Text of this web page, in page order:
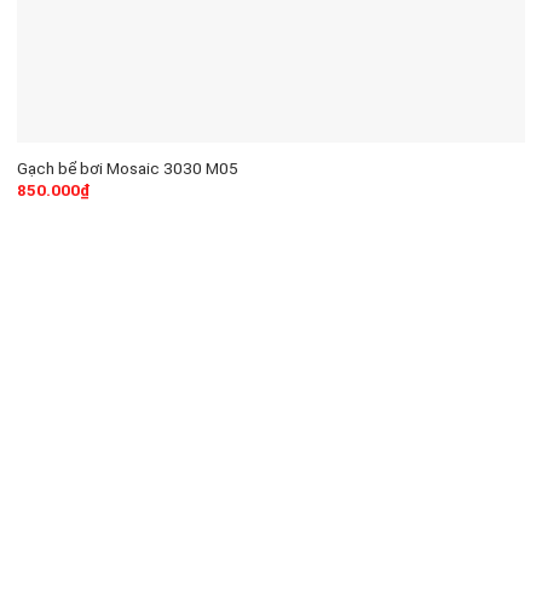
Gạch bể bơi Mosaic 3030 M05
850.000₫